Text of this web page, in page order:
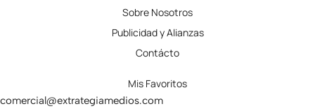
Sobre Nosotros
Publicidad y Alianzas
Contácto
Mis Favoritos
comercial@extrategiamedios.com